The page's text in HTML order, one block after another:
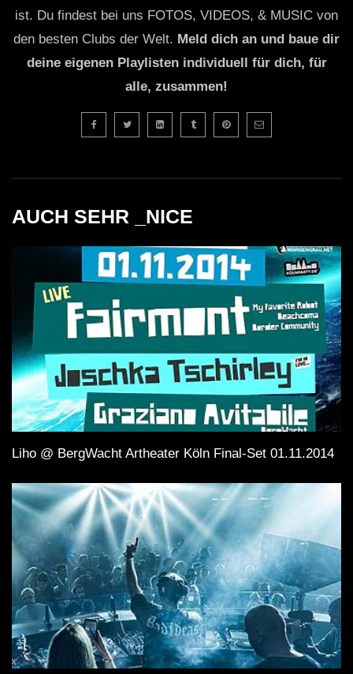
ist. Du findest bei uns FOTOS, VIDEOS, & MUSIC von
den besten Clubs der Welt. Meld dich an und baue dir
deine eigenen Playlisten individuell für dich, für
alle, zusammen!
AUCH SEHR _NICE
Liho @ BergWacht Artheater Köln Final-Set 01.11.2014